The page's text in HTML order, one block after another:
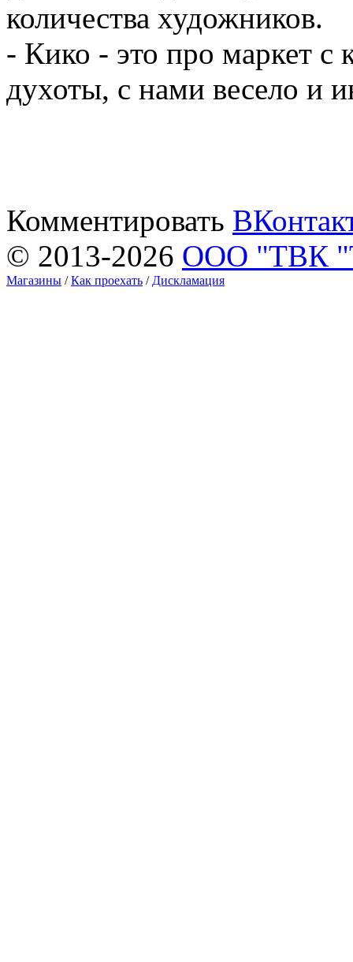
количества художников.
- Кико - это про маркет с
духоты, с нами весело и
Комментировать
© 2013-2026 ООО "ТВК
Магазины /Как проехать / Дискламация